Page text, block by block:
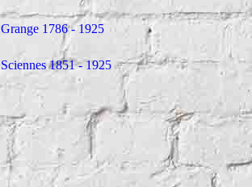
Grange 1786 - 1925
Sciennes 1851 - 1925